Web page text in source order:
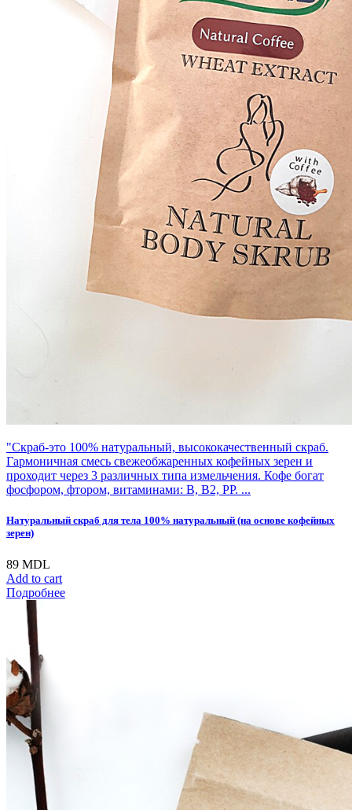
"Скраб-это 100% натуральный, высококачественный скраб.
Гармоничная смесь свежеобжаренных кофейных зерен и
проходит через 3 различных типа измельчения. Кофе богат
фосфором, фтором, витаминами: В, В2, РР. ...
Натуральный скраб для тела 100% натуральный (на основе кофейных
зерен)
89 MDL
Add to cart
Подробнее